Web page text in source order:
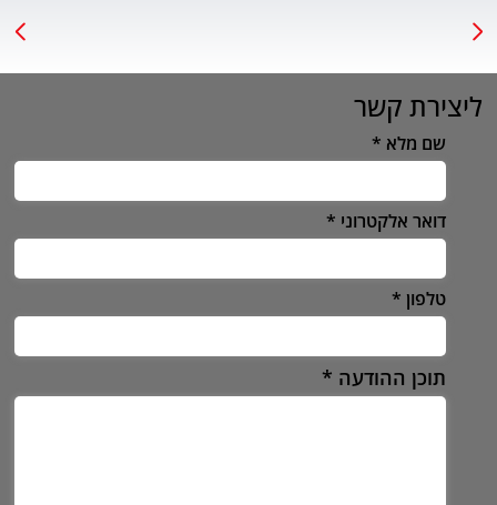
ליצירת קשר
שם מלא
דואר אלקטרוני
טלפון
תוכן ההודעה